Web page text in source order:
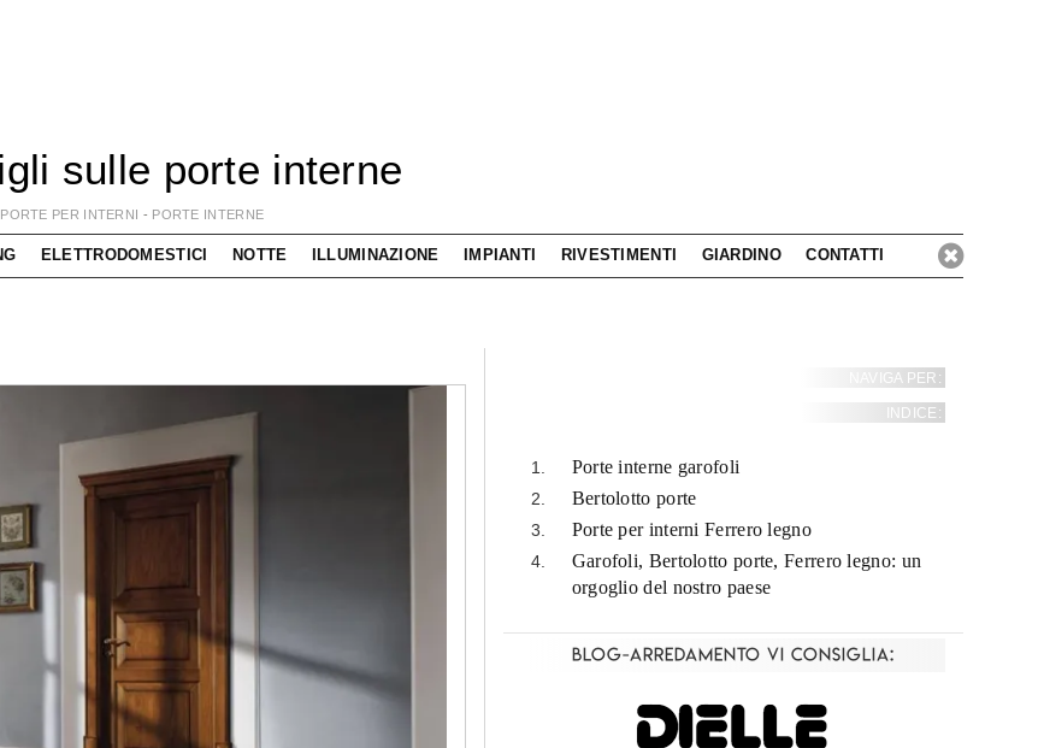
sulle porte interne
PORTE PER INTERNI - PORTE INTERNE
ELETTRODOMESTICI NOTTE ILLUMINAZIONE IMPIANTI RIVESTIMENTI GIARDINO CONTATTI
NAVIGA PER:
INDICE:
Porte interne garofoli
Bertolotto porte
Porte per interni Ferrero legno
Garofoli, Bertolotto porte, Ferrero legno: un
orgoglio del nostro paese
Blog-Arredamento vi consiglia: